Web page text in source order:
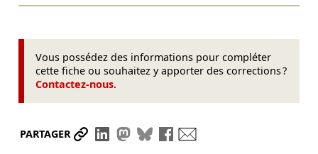
Vous possédez des informations pour compléter
cette fiche ou souhaitez y apporter des corrections ?
Contactez-nous.
PARTAGER Partager le lien
Partager sur LinkedIn
Partager sur Mastodon
Partager sur Bluesky
Partager sur Facebook